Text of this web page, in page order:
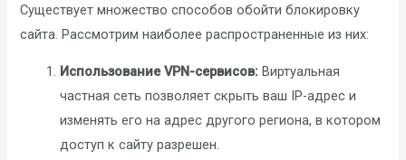
Существует множество способов обойти блокировку
сайта. Рассмотрим наиболее распространенные из них:
Использование VPN-сервисов: Виртуальная
частная сеть позволяет скрыть ваш IP-адрес и
изменять его на адрес другого региона, в котором
доступ к сайту разрешен.